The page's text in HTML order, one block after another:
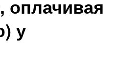
оплачивая
у